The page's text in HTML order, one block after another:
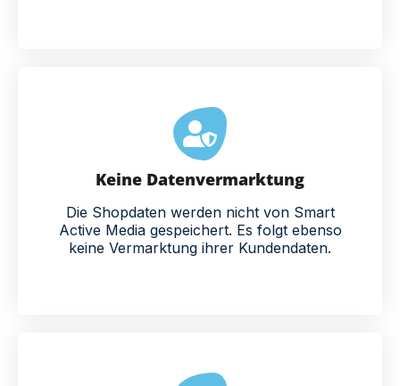
Keine Datenvermarktung
Die Shopdaten werden nicht von Smart
Active Media gespeichert. Es folgt ebenso
keine Vermarktung ihrer Kundendaten.